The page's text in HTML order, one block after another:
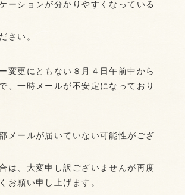
ーションが分かりやすくなっている
さい。
変更にともない８月４日午前中から
、一時メールが不安定になっており
メールが届いていない可能性がござ
は、大変申し訳ございませんが再度
お願い申し上げます。